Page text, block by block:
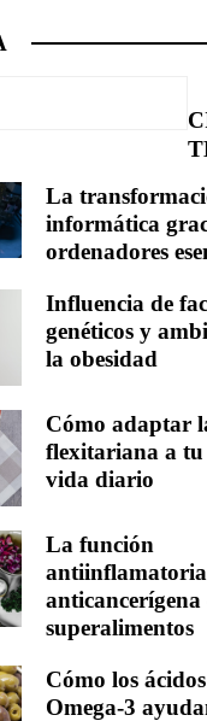
La
informática
ordenadores
Influencia de
genéticos y
la obesidad
Cómo adaptar
flexitariana a tu
vida diario
La función
anticancerígena
superalimentos
Cómo los
Omega-3